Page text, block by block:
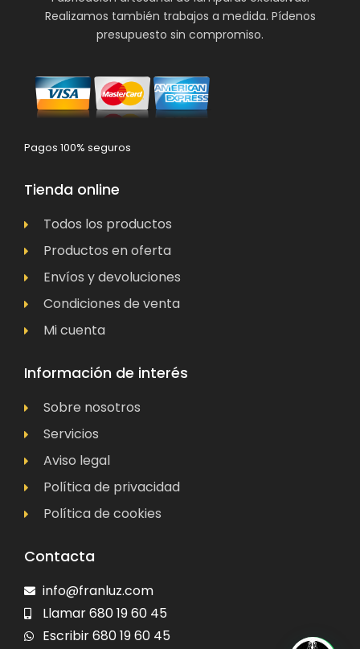
Realizamos también trabajos a medida. Pídenos
presupuesto sin compromiso.
Pagos 100% seguros
Tienda online
Todos los productos
Productos en oferta
Envíos y devoluciones
Condiciones de venta
Mi cuenta
Información de interés
Sobre nosotros
Servicios
Aviso legal
Política de privacidad
Política de cookies
Contacta
info@franluz.com
Llamar 680 19 60 45
Escribir 680 19 60 45